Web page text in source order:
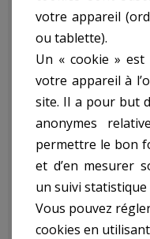
Lot De
155Mm
votre appareil
ou tablette).
Un « cookie »
votre appareil à
site. Il a pour but
anonymes
permettre le bon
et d’en mesurer
un suivi statistique
Vous pouvez
cookies en